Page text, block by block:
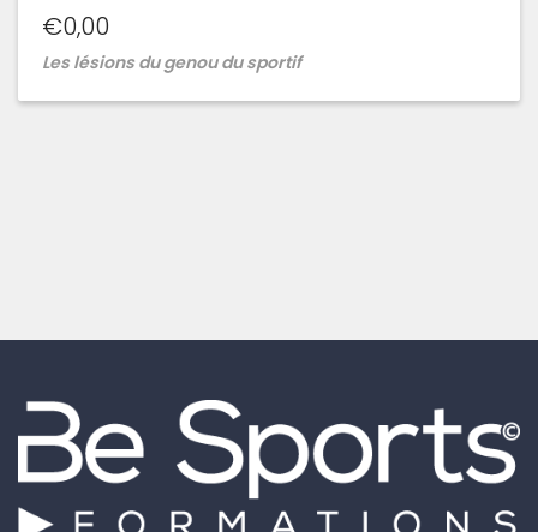
€0,00
Les lésions du genou du sportif